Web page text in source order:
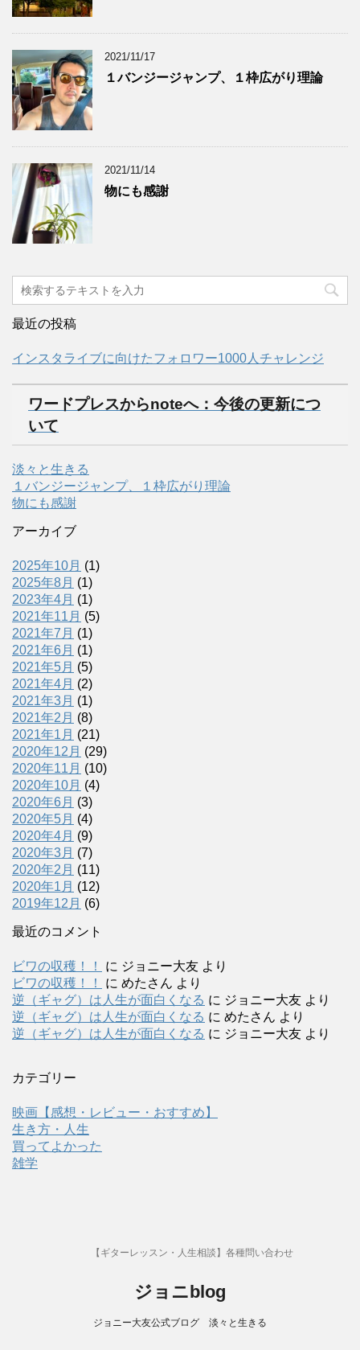
2021/11/17
１バンジージャンプ、１枠広がり理論
2021/11/14
物にも感謝
最近の投稿
インスタライブに向けたフォロワー1000人チャレンジ
ワードプレスからnoteへ：今後の更新につ
いて
淡々と生きる
１バンジージャンプ、１枠広がり理論
物にも感謝
アーカイブ
2025年10月 (1)
2025年8月 (1)
2023年4月 (1)
2021年11月 (5)
2021年7月 (1)
2021年6月 (1)
2021年5月 (5)
2021年4月 (2)
2021年3月 (1)
2021年2月 (8)
2021年1月 (21)
2020年12月 (29)
2020年11月 (10)
2020年10月 (4)
2020年6月 (3)
2020年5月 (4)
2020年4月 (9)
2020年3月 (7)
2020年2月 (11)
2020年1月 (12)
2019年12月 (6)
最近のコメント
ビワの収穫！！ に ジョニー大友 より
ビワの収穫！！
に めたさん より
逆（ギャグ）は人生が面白くなる に ジョニー大友 より
逆（ギャグ）は人生が面白くなる に めたさん より
逆（ギャグ）は人生が面白くなる に ジョニー大友 より
カテゴリー
映画【感想・レビュー・おすすめ】
生き方・人生
買ってよかった
雑学
【ギターレッスン・人生相談】各種問い合わせ
ジョニblog
ジョニー大友公式ブログ 淡々と生きる